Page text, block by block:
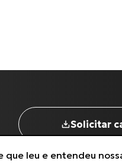
Solicitar
Email*
que leu e entendeu